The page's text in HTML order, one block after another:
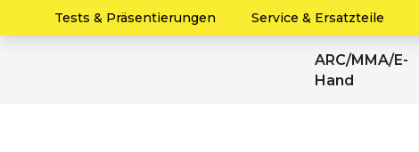
Tests & Präsentierungen Service & Ersatzteile
ARC/MMA/E-
Hand